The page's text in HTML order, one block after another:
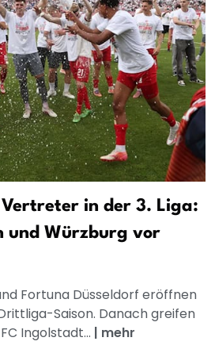
Vertreter in der 3. Liga:
und Würzburg vor
Fortuna Düsseldorf eröffnen
Saison. Danach greifen
Ingolstadt... | mehr